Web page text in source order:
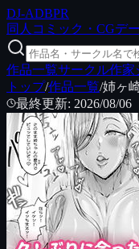
DJ-ADBPR
同人コミック・CGデ
作品一覧サークル作家
トップ/作品一覧/姉ヶ
最終更新: 2026/08/06